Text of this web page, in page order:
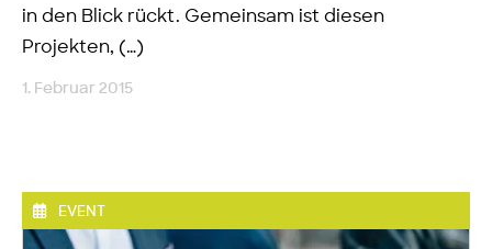
in den Blick rückt. Gemeinsam ist diesen
Projekten, (…)
1. Februar 2015
EVENT